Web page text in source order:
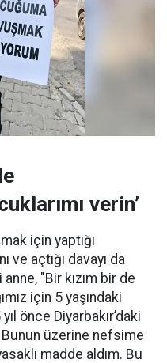
verin’
için yaptığı
ve açtığı davayı da
"Bir kızım bir de
için 5 yaşındaki
önce Diyarbakır’daki
Bunun üzerine nefsime
madde aldım. Bu